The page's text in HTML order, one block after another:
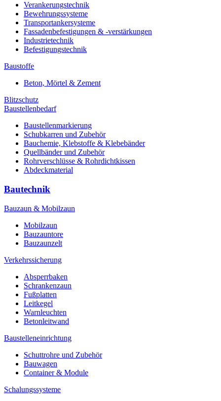
Verankerungstechnik
Bewehrungssysteme
Transportankersysteme
Fassadenbefestigungen & -verstärkungen
Industrietechnik
Befestigungstechnik
Baustoffe
Beton, Mörtel & Zement
Blitzschutz
Baustellenbedarf
Baustellenmarkierung
Schubkarren und Zubehör
Bauchemie, Klebstoffe & Klebebänder
Quellbänder und Zubehör
Rohrverschlüsse & Rohrdichtkissen
Abdeckmaterial
Bautechnik
Bauzaun & Mobilzaun
Mobilzaun
Bauzauntore
Bauzaunzelt
Verkehrssicherung
Absperrbaken
Schrankenzaun
Fußplatten
Leitkegel
Warnleuchten
Betonleitwand
Baustelleneinrichtung
Schuttrohre und Zubehör
Bauwagen
Container & Module
Schalungssysteme